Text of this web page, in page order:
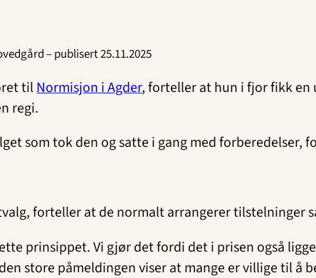
– publisert 25.11.2025
tilNormisjon i Agder, forteller at hun i fjor fikk en
regi.
som tok den og satte i gang med forberedelser,
forteller at de normalt arrangerer tilstelninger
prinsippet. Vi gjør det fordi det i prisen også
store påmeldingen viser at mange er villige til